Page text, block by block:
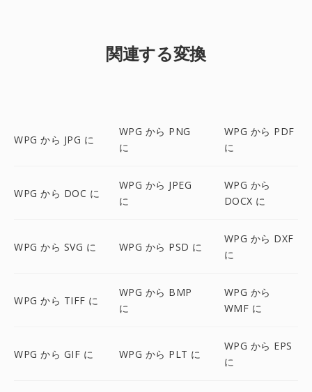
関連する変換
WPG から JPG に
WPG から PNG
に
WPG から PDF
に
WPG から DOC に
WPG から JPEG
に
WPG から
DOCX に
WPG から SVG に WPG から PSD に
WPG から DXF
に
WPG から TIFF に
WPG から BMP
に
WPG から
WMF に
WPG から GIF に WPG から PLT に
WPG から EPS
に